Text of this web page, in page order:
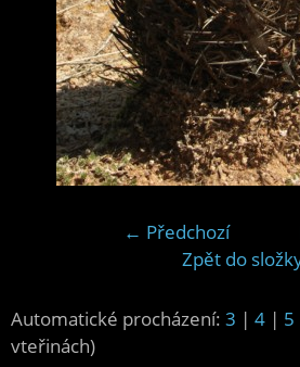
← Předchozí
Zpět do
Automatické procházení: 3 | 4 | 5
vteřinách)